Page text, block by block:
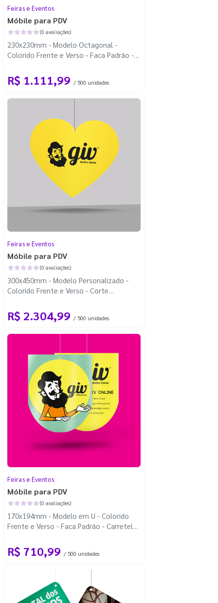
Feiras e Eventos
Móbile para PDV
(0 avaliações)
230x230mm - Modelo Octagonal -
Colorido Frente e Verso - Faca Padrão -
R$ 1.111,99 / 500 unidades
Feiras e Eventos
Móbile para PDV
(0 avaliações)
300x450mm - Modelo Personalizado -
Colorido Frente e Verso - Corte
com 100m
R$ 2.304,99 / 500 unidades
Feiras e Eventos
Móbile para PDV
(0 avaliações)
170x194mm - Modelo em U - Colorido
Frente e Verso - Faca Padrão - Carretel
R$ 710,99 / 500 unidades